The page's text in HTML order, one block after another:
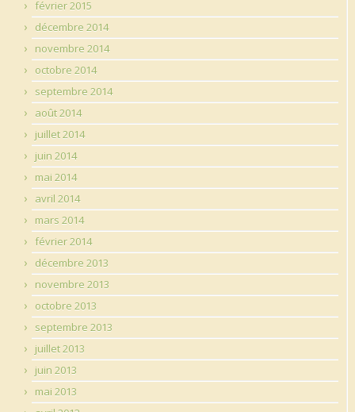
février 2015
décembre 2014
novembre 2014
octobre 2014
septembre 2014
août 2014
juillet 2014
juin 2014
mai 2014
avril 2014
mars 2014
février 2014
décembre 2013
novembre 2013
octobre 2013
septembre 2013
juillet 2013
juin 2013
mai 2013